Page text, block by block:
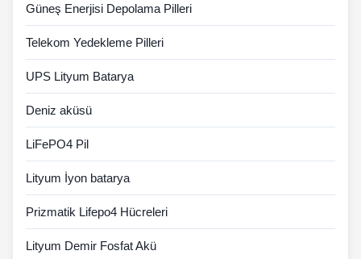
Güneş Enerjisi Depolama Pilleri
Telekom Yedekleme Pilleri
UPS Lityum Batarya
Deniz aküsü
LiFePO4 Pil
Lityum İyon batarya
Prizmatik Lifepo4 Hücreleri
Lityum Demir Fosfat Akü